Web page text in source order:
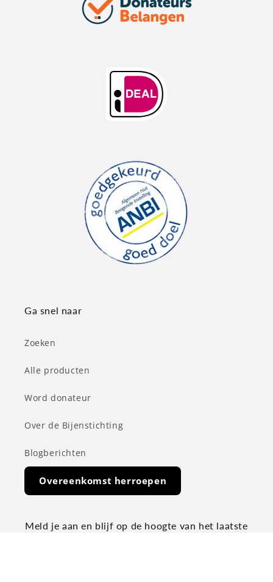
Ga snel naar
Zoeken
Alle producten
Word donateur
Over de Bijenstichting
Blogberichten
Overeenkomst herroepen
Meld je aan en blijf op de hoogte van het laatste